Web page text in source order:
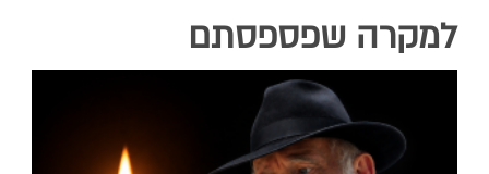
למקרה שפספסתם